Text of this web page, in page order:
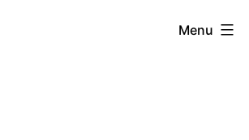
Menu